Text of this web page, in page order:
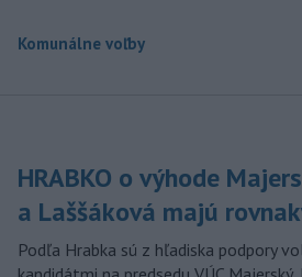
Komunálne voľby
HRABKO o výhode
a Laššáková majú
Podľa Hrabka sú z hľadiska podpory